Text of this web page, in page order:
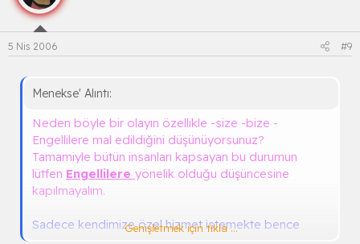
5 Nis 2006 #9
Menekse' Alıntı:
Neden böyle bir olayın özellikle -size -bize -
Engellilere mal edildiğini düşünüyorsunuz?
Tamamiyle bütün insanları kapsayan bu durumun
lütfen Engellilere yönelik olduğu düşüncesine
kapılmayalım.
Sadece kendimize özel hizmet istemekte bence
Genişletmek için tıkla ...